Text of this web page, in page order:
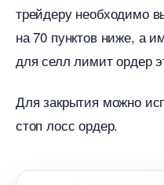
трейдеру необходимо
на 70 пунктов ниже, а
для селл лимит ордер
Для закрытия можно
стоп лосс ордер.